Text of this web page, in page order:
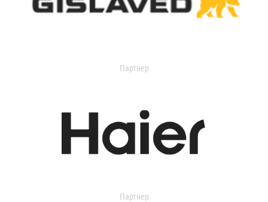
Партнер
Партнер